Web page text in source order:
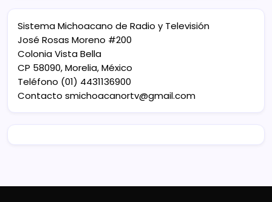
Sistema Michoacano de Radio y Televisión
José Rosas Moreno #200
Colonia Vista Bella
CP 58090, Morelia, México
Teléfono (01) 4431136900
Contacto smichoacanortv@gmail.com